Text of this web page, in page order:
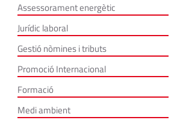
Assessorament energètic
Jurídic laboral
Gestió nòmines i tributs
Promoció Internacional
Formació
Medi ambient